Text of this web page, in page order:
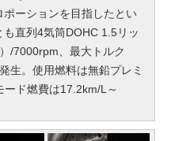
ーションを目指したとい
直列4気筒DOHC 1.5リッ
/7000rpm、最大トルク
生。使用燃料は無鉛プレミ
ド燃費は17.2km/L～